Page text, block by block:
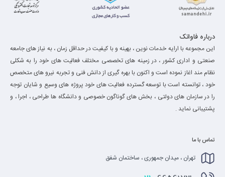
درباره فاواتک
این مجموعه با ارایه خدمات نوین ، بهینه و با کیفیت در حداقل زمان ، به نیاز های جامعه
صنعتی و اداری کشور ، در زمینه های تخصصی مختلف فعالیت های خود را به شکلی
نظام مند اغاز نموده است و اکنون با بهره گیری از دانش فنی و تجربه نیرو های متخصص
خود ، توانسته است با توسعه گسترده فعالیت های خود پروژه های وسیع و شایان توجه
را در سازمان های دولتی ، بخش های گوناگون خصوصی و دانشگاه ها طراحی ، اجرا ، و
پشتیبانی نماید .
تماس با ما
تهران ، میدان جمهوری ، ساختمان شفق